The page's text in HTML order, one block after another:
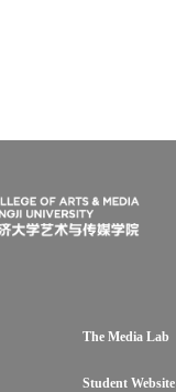
The Media Lab
Student Website